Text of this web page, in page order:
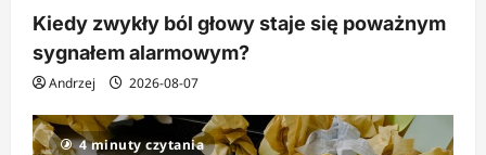
Kiedy zwykły ból głowy staje się poważnym
sygnałem alarmowym?
Andrzej 2026-08-07
4 minuty czytania